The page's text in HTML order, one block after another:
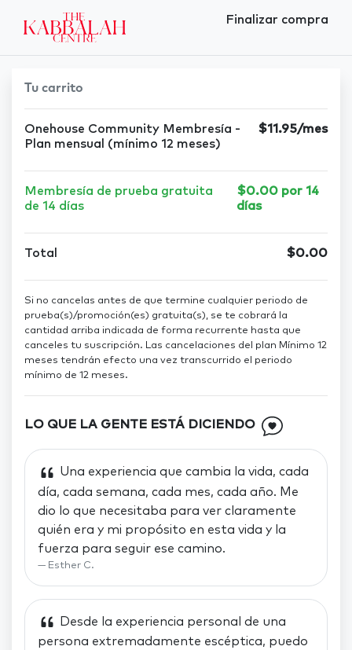
Finalizar compra
Tu carrito
Onehouse Community Membresía -
Plan mensual (mínimo 12 meses)
$11.95/mes
Membresía de prueba gratuita
de 14 días
$0.00 por 14
días
Total $0.00
Si no cancelas antes de que termine cualquier periodo de
prueba(s)/promoción(es) gratuita(s), se te cobrará la
cantidad arriba indicada de forma recurrente hasta que
canceles tu suscripción. Las cancelaciones del plan Mínimo 12
meses tendrán efecto una vez transcurrido el periodo
mínimo de 12 meses.
LO QUE LA GENTE ESTÁ DICIENDO
Una experiencia que cambia la vida, cada
día, cada semana, cada mes, cada año. Me
dio lo que necesitaba para ver claramente
quién era y mi propósito en esta vida y la
fuerza para seguir ese camino.
Esther C.
Desde la experiencia personal de una
persona extremadamente escéptica, puedo